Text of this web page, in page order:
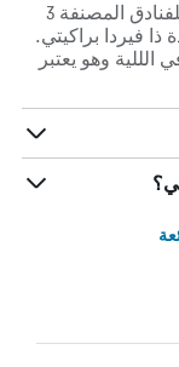
هناك فرق يبلغ 38% في متوسط ​​سعر الليلة للفنادق المصنفة 3
فيردا براكيتي.
براكيتي هو فقط 159 ﷼ في الللية وهو يعتبر